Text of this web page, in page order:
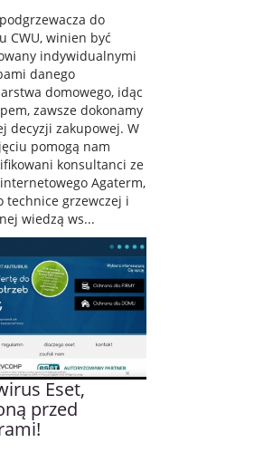
do
CWU, winien być
indywidualnymi
danego
domowego, idąc
zawsze dokonamy
decyzji zakupowej. W
pomogą nam
konsultanci ze
Agaterm,
technice grzewczej i
wiedzą ws...
Eset,
przed